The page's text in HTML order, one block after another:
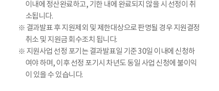
이내에 정산완료하고, 기한 내에 완료되지 않을 시 선정이 취
소됩니다.
※ 결과발표 후 지원제외 및 제한대상으로 판명될 경우 지원결정
취소 및 지원금 회수조치 됩니다.
※ 지원사업 선정 포기는 결과발표일 기준 30일 이내에 신청하
여야 하며, 이후 선정 포기시 차년도 동일 사업 신청에 불이익
이 있을 수 있습니다.